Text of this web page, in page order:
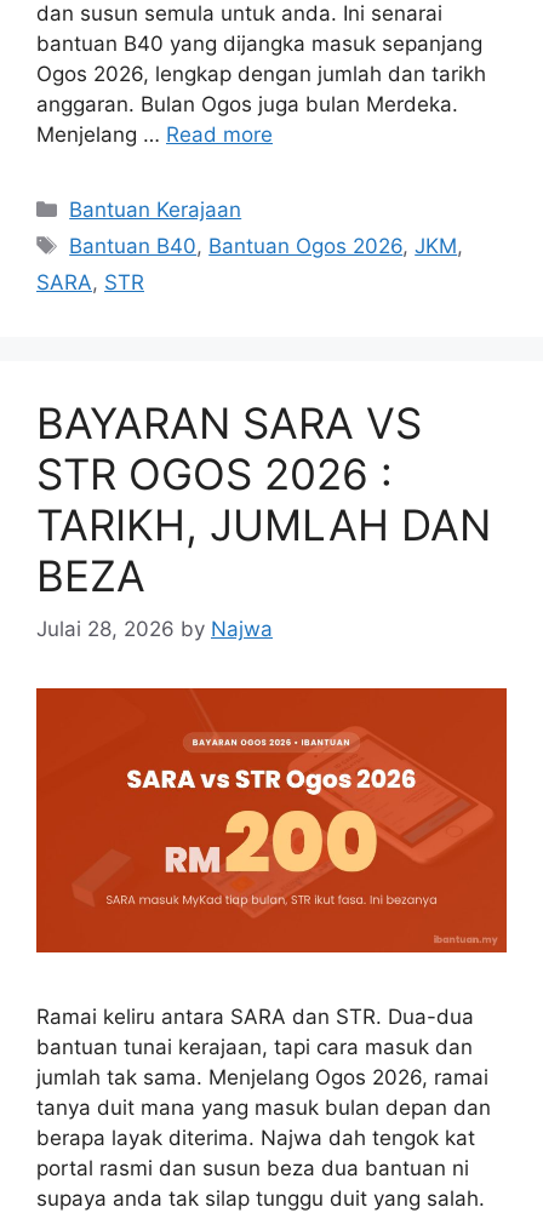
dan susun semula untuk anda. Ini senarai
bantuan B40 yang dijangka masuk sepanjang
Ogos 2026, lengkap dengan jumlah dan tarikh
anggaran. Bulan Ogos juga bulan Merdeka.
Menjelang … Read more
Categories
Bantuan Kerajaan
Tags
Bantuan B40, Bantuan Ogos 2026,JKM,
SARA, STR
BAYARAN SARA VS
STR OGOS 2026 :
TARIKH, JUMLAH DAN
BEZA
Julai 28, 2026 by Najwa
Ramai keliru antara SARA dan STR. Dua-dua
bantuan tunai kerajaan, tapi cara masuk dan
jumlah tak sama. Menjelang Ogos 2026, ramai
tanya duit mana yang masuk bulan depan dan
berapa layak diterima. Najwa dah tengok kat
portal rasmi dan susun beza dua bantuan ni
supaya anda tak silap tunggu duit yang salah.